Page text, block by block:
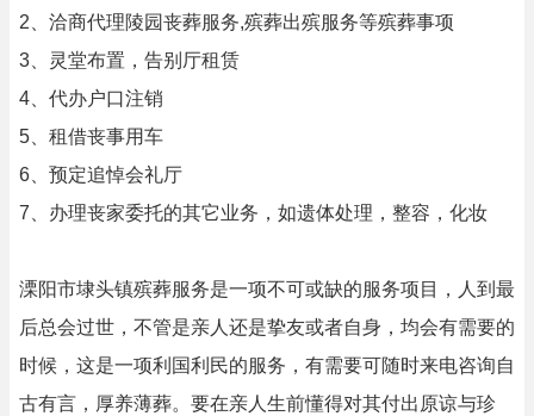
2、洽商代理陵园丧葬服务,殡葬出殡服务等殡葬事项
3、灵堂布置，告别厅租赁
4、代办户口注销
5、租借丧事用车
6、预定追悼会礼厅
7、办理丧家委托的其它业务，如遗体处理，整容，化妆
溧阳市埭头镇殡葬服务是一项不可或缺的服务项目，人到最
后总会过世，不管是亲人还是挚友或者自身，均会有需要的
时候，这是一项利国利民的服务，有需要可随时来电咨询自
古有言，厚养薄葬。要在亲人生前懂得对其付出原谅与珍